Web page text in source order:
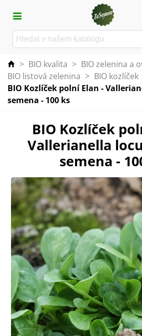
> BIO kvalita > BIO zelenina a
BIO listová zelenina > BIO kozlíček
BIO Kozlíček polní Elan -
semena - 100 ks
BIO Kozlíček
Vallerianella
semena -